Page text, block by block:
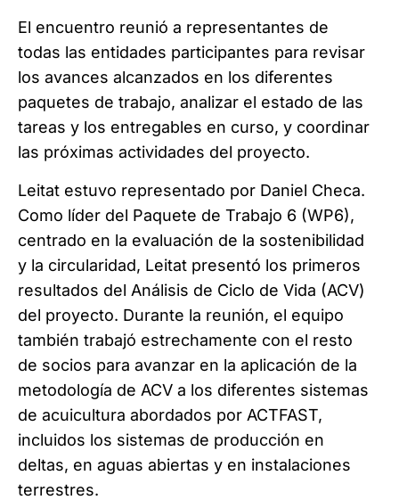
El encuentro reunió a representantes de
todas las entidades participantes para revisar
los avances alcanzados en los diferentes
paquetes de trabajo, analizar el estado de las
tareas y los entregables en curso, y coordinar
las próximas actividades del proyecto.
Leitat estuvo representado por Daniel Checa.
Como líder del Paquete de Trabajo 6 (WP6),
centrado en la evaluación de la sostenibilidad
y la circularidad, Leitat presentó los primeros
resultados del Análisis de Ciclo de Vida (ACV)
del proyecto. Durante la reunión, el equipo
también trabajó estrechamente con el resto
de socios para avanzar en la aplicación de la
metodología de ACV a los diferentes sistemas
de acuicultura abordados por ACTFAST,
incluidos los sistemas de producción en
deltas, en aguas abiertas y en instalaciones
terrestres.